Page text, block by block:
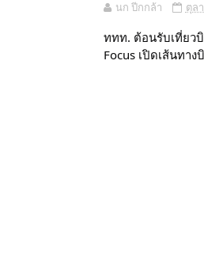
นก ปีกกล้า ตุล
ททท. ต้อนรับเที่ยว
Focus เปิดเส้นทาง